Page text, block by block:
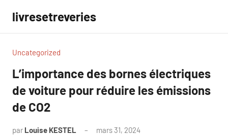
contenu
livresetreveries
Uncategorized
L’importance des bornes électriques
de voiture pour réduire les émissions
de CO2
par Louise KESTEL mars 31, 2024